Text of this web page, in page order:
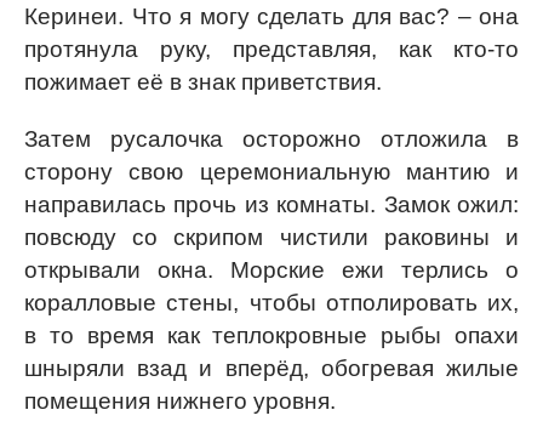
Керинеи. Что я могу сделать для вас? – она
протянула руку, представляя, как кто-то
пожимает её в знак приветствия.
Затем русалочка осторожно отложила в
сторону свою церемониальную мантию и
направилась прочь из комнаты. Замок ожил:
повсюду со скрипом чистили раковины и
открывали окна. Морские ежи терлись о
коралловые стены, чтобы отполировать их,
в то время как теплокровные рыбы опахи
шныряли взад и вперёд, обогревая жилые
помещения нижнего уровня.